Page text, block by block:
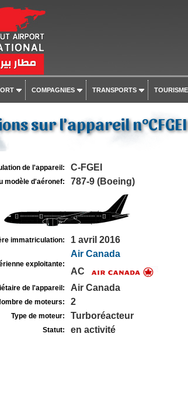
COMPAGNIES TRANSPORTS TOURISME
sur l'appareil n°CFGEI
de l'appareil: C-FGEI
modèle d'aéronef: 787-9 (Boeing)
immatriculation: 1 avril 2016
exploitante:
Air Canada
AC
de l'appareil: Air Canada
de moteurs: 2
Type de moteur: Turboréacteur
Statut: en activité